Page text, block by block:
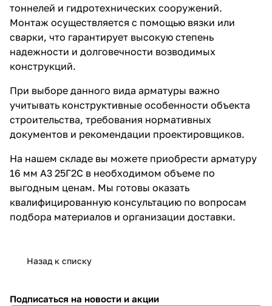
тоннелей и гидротехнических сооружений.
Монтаж осуществляется с помощью вязки или
сварки, что гарантирует высокую степень
надежности и долговечности возводимых
конструкций.
При выборе данного вида арматуры важно
учитывать конструктивные особенности объекта
строительства, требования нормативных
документов и рекомендации проектировщиков.
На нашем складе вы можете приобрести арматуру
16 мм А3 25Г2С в необходимом объеме по
выгодным ценам. Мы готовы оказать
квалифицированную консультацию по вопросам
подбора материалов и организации доставки.
Назад к списку
Подписаться на новости и акции